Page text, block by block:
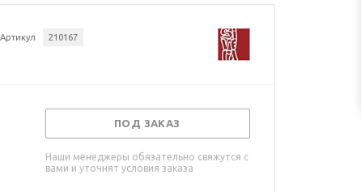
Артикул 210167
ПОД ЗАКАЗ
Наши менеджеры обязательно свяжутся с
вами и уточнят условия заказа